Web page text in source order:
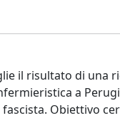
il risultato di una
a
Obiettivo